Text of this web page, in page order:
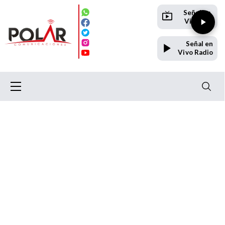
Señal en
Vivo TV
Señal en
Vivo Radio